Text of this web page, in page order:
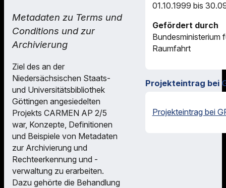
Metadaten zu Terms und
Conditions und zur
Archivierung
Ziel des an der
Niedersächsischen Staats-
und Universitätsbibliothek
Göttingen angesiedelten
Projekts CARMEN AP 2/5
war, Konzepte, Definitionen
und Beispiele von Metadaten
zur Archivierung und
Rechteerkennung und -
verwaltung zu erarbeiten.
Dazu gehörte die Behandlung
01.10.1999 bis
Gefördert durch
Bundesministerium
Raumfahrt
Projekteintrag bei
Projekteintrag bei